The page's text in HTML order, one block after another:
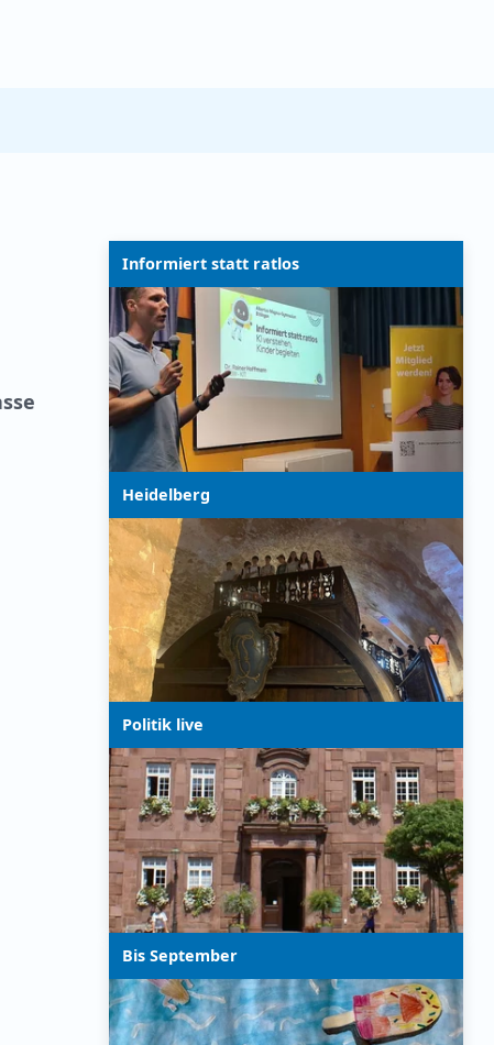
Informiert statt ratlos
Heidelberg
Politik live
Bis September